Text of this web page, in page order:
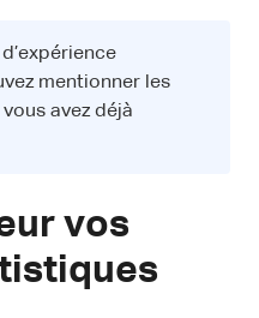
mentionner les
avez déjà
vos